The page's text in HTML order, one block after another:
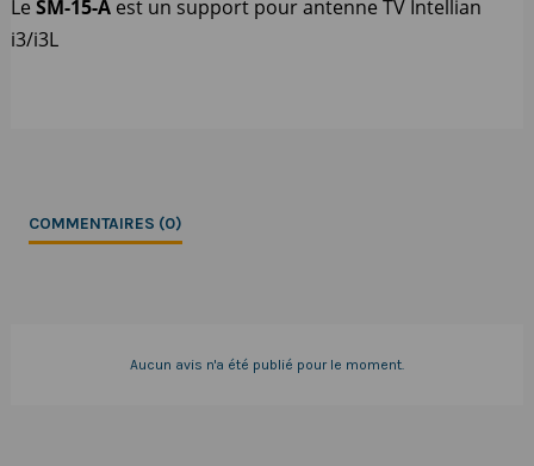
Le SM-15-A est un support pour antenne TV Intellian
i3/i3L
COMMENTAIRES (0)
Aucun avis n'a été publié pour le moment.